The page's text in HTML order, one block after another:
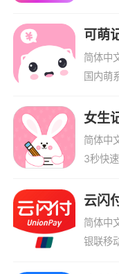
可萌
简体中
国内萌
女生
简体中
3秒快
云闪
简体中
银联移